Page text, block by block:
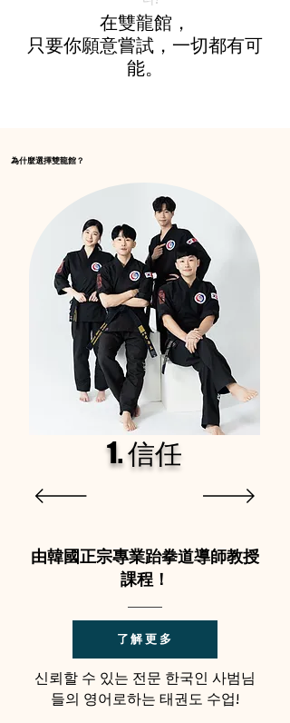
在雙龍館，
只要你願意嘗試，一切都有可
能。
為什麼選擇雙龍館？
為什麼選擇雙龍館？
1. 信任
由韓國正宗專業跆拳道導師教授
課程！
了解更多
신뢰할 수 있는 전문 한국인 사범님
들의 영어로하는 태권도 수업!